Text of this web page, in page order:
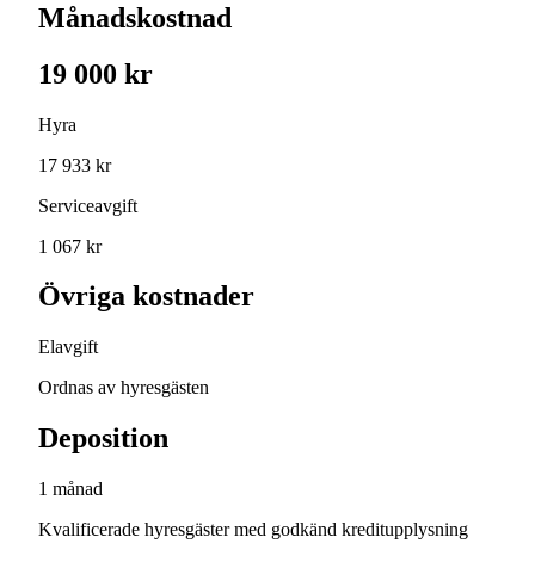
Månadskostnad
19 000 kr
Hyra
17 933 kr
Serviceavgift
1 067 kr
Övriga kostnader
Elavgift
Ordnas av hyresgästen
Deposition
1 månad
Kvalificerade hyresgäster med godkänd kreditupplysning